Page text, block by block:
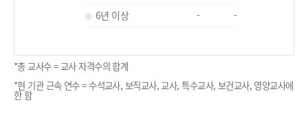
6년 이상
- -
*총 교사수 = 교사 자격수의 합계
*현 기관 근속 연수 = 수석교사, 보직교사, 교사, 특수교사, 보건교사, 영양교사에
한 함